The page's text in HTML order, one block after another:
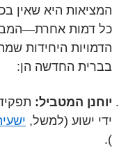
המציאות היא שאין
כל דמות
הדמויות היחידות
בברית החדשה הן:
יוחנן המטביל:
ידי ישוע (למשל,
).